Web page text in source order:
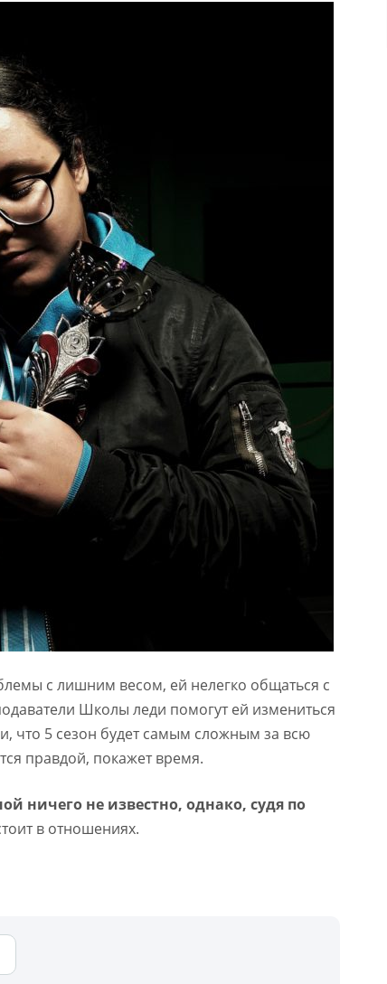
с лишним весом, ей нелегко общаться с
Школы леди помогут ей измениться
что 5 сезон будет самым сложным за всю
правдой, покажет время.
ничего не известно, однако, судя по
в отношениях.